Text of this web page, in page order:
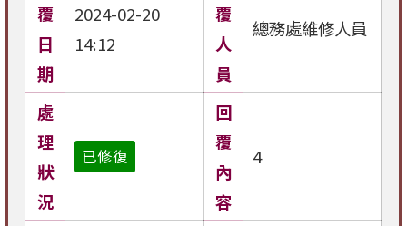
覆
日
期
2024-02-20
14:12
覆
人
員
總務處維修人員
處
理
狀
況
已修復
回
覆
內
容
4